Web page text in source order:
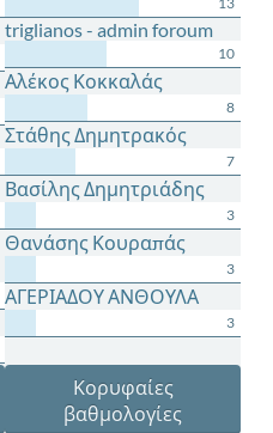
triglianos - admin foroum
10
Αλέκος Κοκκαλάς
8
Στάθης Δημητρακός
7
Βασίλης Δημητριάδης
3
Θανάσης Κουραπάς
3
ΑΓΕΡΙΑΔΟΥ ΑΝΘΟΥΛΑ
3
Κορυφαίες
βαθμολογίες